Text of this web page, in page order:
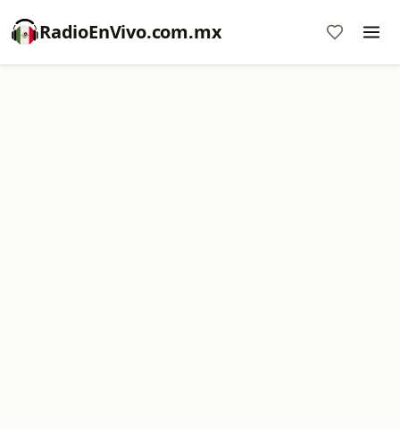
RadioEnVivo.com.mx